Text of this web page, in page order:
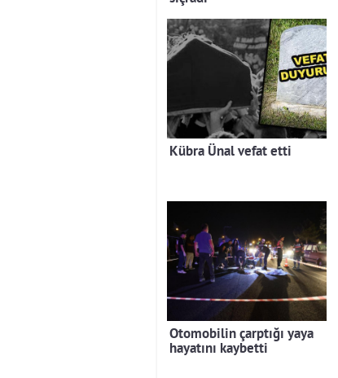
Kübra Ünal vefat etti
Otomobilin çarptığı yaya
hayatını kaybetti